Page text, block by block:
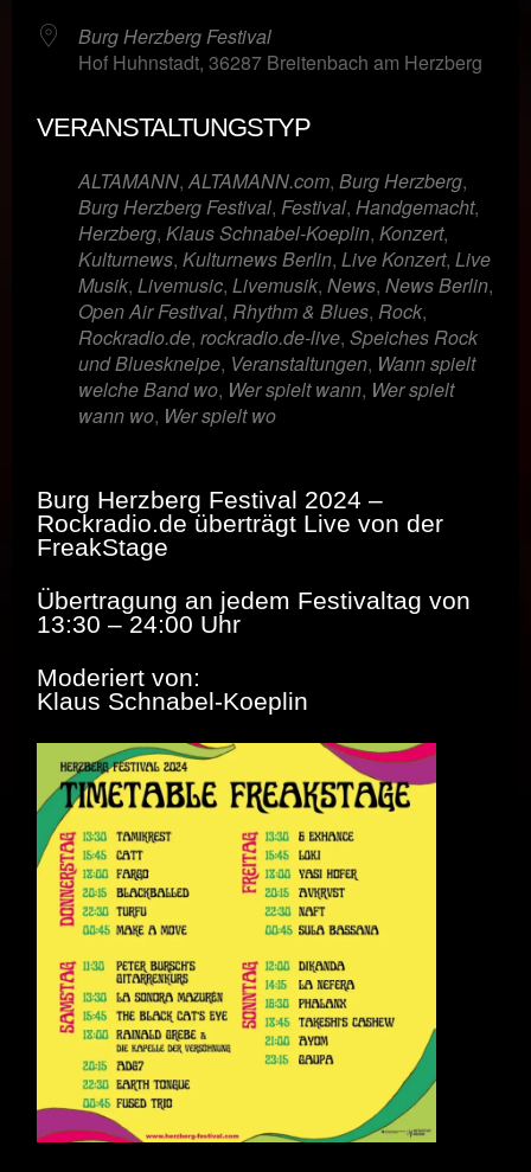
Burg Herzberg Festival
Hof Huhnstadt, 36287 Breitenbach am Herzberg
VERANSTALTUNGSTYP
ALTAMANN,ALTAMANN.com, Burg Herzberg,
Burg Herzberg Festival, Festival, Handgemacht,
Herzberg, Klaus Schnabel-Koeplin, Konzert,
Kulturnews, Kulturnews Berlin, Live Konzert, Live
Musik, Livemusic, Livemusik, News, News Berlin,
Open Air Festival, Rhythm & Blues, Rock,
Rockradio.de, rockradio.de-live, Speiches Rock
und Blueskneipe, Veranstaltungen, Wann spielt
welche Band wo, Wer spielt wann, Wer spielt
wann wo, Wer spielt wo
Burg Herzberg Festival 2024 –
Rockradio.de überträgt Live von der
FreakStage
Übertragung an jedem Festivaltag von
13:30 – 24:00 Uhr
Moderiert von:
Klaus Schnabel-Koeplin